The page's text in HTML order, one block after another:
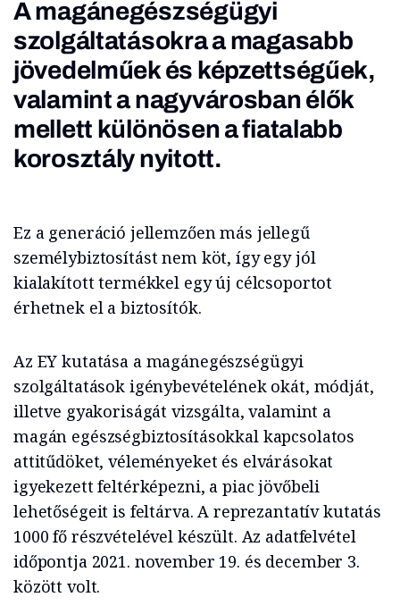
A magánegészségügyi
szolgáltatásokra a magasabb
jövedelműek és képzettségűek,
valamint a nagyvárosban élők
mellett különösen a fiatalabb
korosztály nyitott.
Ez a generáció jellemzően más jellegű
személybiztosítást nem köt, így egy jól
kialakított termékkel egy új célcsoportot
érhetnek el a biztosítók.
Az EY kutatása a magánegészségügyi
szolgáltatások igénybevételének okát, módját,
illetve gyakoriságát vizsgálta, valamint a
magán egészségbiztosításokkal kapcsolatos
attitűdöket, véleményeket és elvárásokat
igyekezett feltérképezni, a piac jövőbeli
lehetőségeit is feltárva. A reprezantatív kutatás
1000 fő részvételével készült. Az adatfelvétel
időpontja 2021. november 19. és december 3.
között volt.